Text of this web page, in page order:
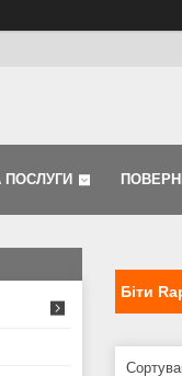
ПОСЛУГИ
Біти